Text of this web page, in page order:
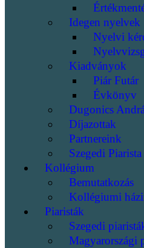
Idegen nyelvek
Nyelvi
Kiadványok
Piár Futár
Évkönyv
Dugonics
Díjazottak
Partnereink
Szegedi
Kollégium
Bemutatkozás
Kollégiumi
Piaristák
Szegedi
Magyarországi